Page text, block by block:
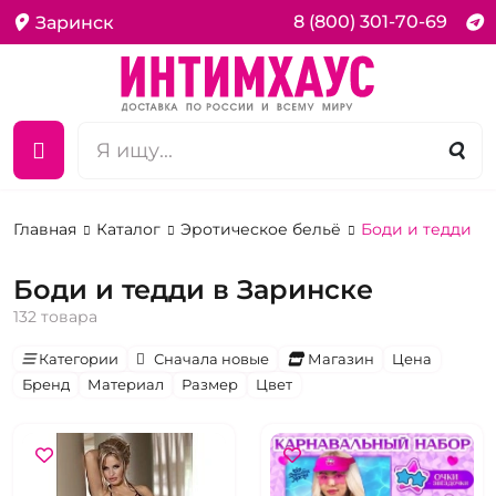
Заринск 8 (800) 301-70-69
Главная Каталог Эротическое бельё Боди и тедди
Боди и тедди в Заринске
132 товара
Категории Сначала новые Магазин
Цена
Бренд
Материал Размер Цвет